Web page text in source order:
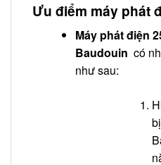
Ưu điểm máy phát
Máy phát điện
Baudouin có
như sau: